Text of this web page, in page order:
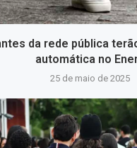
da rede pública
automática no
25 de maio de 2025